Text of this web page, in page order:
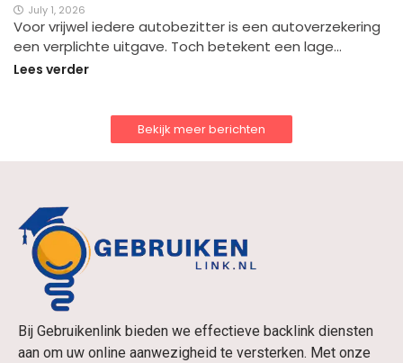
July 1, 2026
Voor vrijwel iedere autobezitter is een autoverzekering
een verplichte uitgave. Toch betekent een lage…
Lees verder
Bekijk meer berichten
Bij Gebruikenlink bieden we effectieve backlink diensten
aan om uw online aanwezigheid te versterken. Met onze